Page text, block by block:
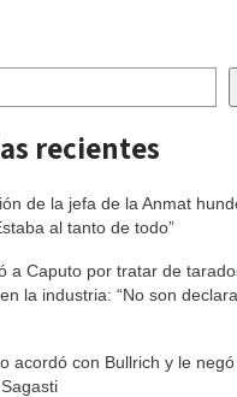
recientes
de la jefa de la Anmat
al tanto de todo”
a Caputo por tratar de
la industria: “No son
acordó con Bullrich y le